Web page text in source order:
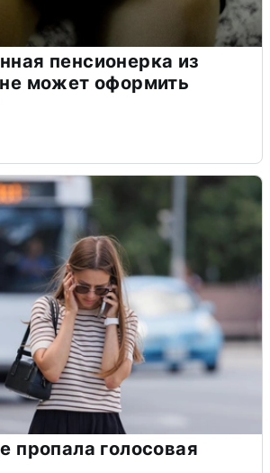
пенсионерка из
может оформить
пропала голосовая